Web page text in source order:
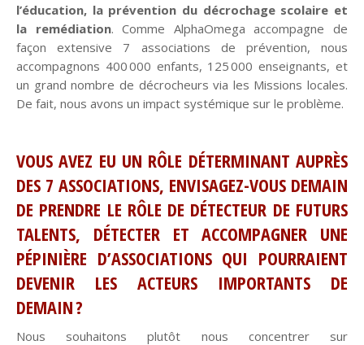
l’éducation, la prévention du décrochage scolaire et
la remédiation. Comme AlphaOmega accompagne de
façon extensive 7 associations de prévention, nous
accompagnons 400 000 enfants, 125 000 enseignants, et
un grand nombre de décrocheurs via les Missions locales.
De fait, nous avons un impact systémique sur le problème.
VOUS AVEZ EU UN RÔLE DÉTERMINANT AUPRÈS
DES 7 ASSOCIATIONS, ENVISAGEZ-VOUS DEMAIN
DE PRENDRE LE RÔLE DE DÉTECTEUR DE FUTURS
TALENTS, DÉTECTER ET ACCOMPAGNER UNE
PÉPINIÈRE D’ASSOCIATIONS QUI POURRAIENT
DEVENIR LES ACTEURS IMPORTANTS DE
DEMAIN ?
Nous souhaitons plutôt nous concentrer sur